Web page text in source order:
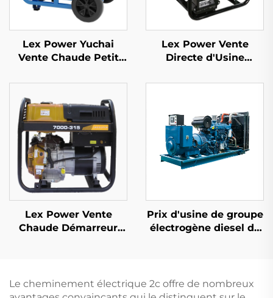
Lex Power Yuchai
Vente Chaude Petit
Diesel 3kw 5kw 8kw
Lex Power Vente
Directe d'Usine
Cher Pompe à Eau
Manuel/Automatique
Lex Power Vente
Chaude Démarreur
Machine à Souder
Prix d'usine de groupe
électrogène diesel de
à fonctionnement en
continu lourd
Le cheminement électrique 2c offre de nombreux